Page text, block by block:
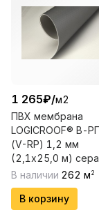
1 265₽/м2
ПВХ мембрана
LOGICROOF® В-
(V-RP) 1,2 мм
(2,1х25,0 м)
В наличии 262 м 2
В корзину